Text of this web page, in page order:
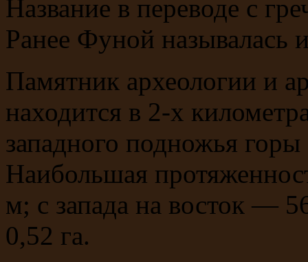
Название в переводе с
Ранее Фуной называлась
Памятник археологии и
находится в 2-х
западного подножья
Наибольшая
м; с запада на восток —
0,52 га.